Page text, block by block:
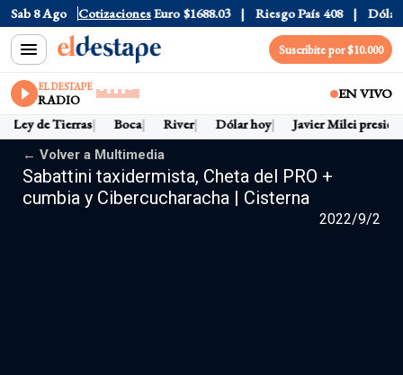
Sab 8 Ago Cotizaciones
Dólar CCL $1580.7 Euro $1688.03 Riesgo País 408 Dólar
Suscribite por $10.000
EL DESTAPE
RADIO
EN VIVO
Ley de Tierras
Boca River Dólar hoy Javier Milei
← Volver a Multimedia
Sabattini taxidermista, Cheta del PRO +
cumbia y Cibercucharacha | Cisterna
2022/9/2